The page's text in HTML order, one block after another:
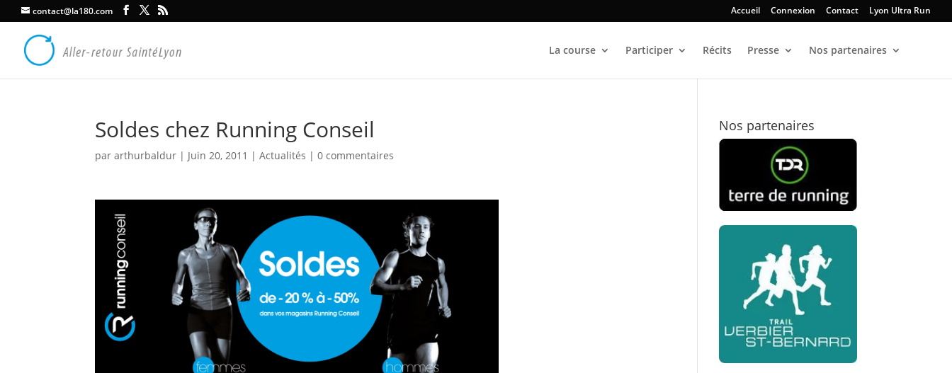
contact@la180.com Accueil Connexion Contact Lyon Ultra Run
La course Participer Récits Presse Nos partenaires
Soldes chez Running Conseil
pararthurbaldur | Juin 20, 2011 |Actualités |0 commentaires
Nos partenaires